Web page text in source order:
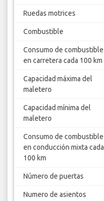
Ruedas motrices
Combustible
Consumo de combustible
en carretera cada 100 km
Capacidad máxima del
maletero
Capacidad mínima del
maletero
Consumo de combustible
en conducción mixta cada
100 km
Número de puertas
Numero de asientos